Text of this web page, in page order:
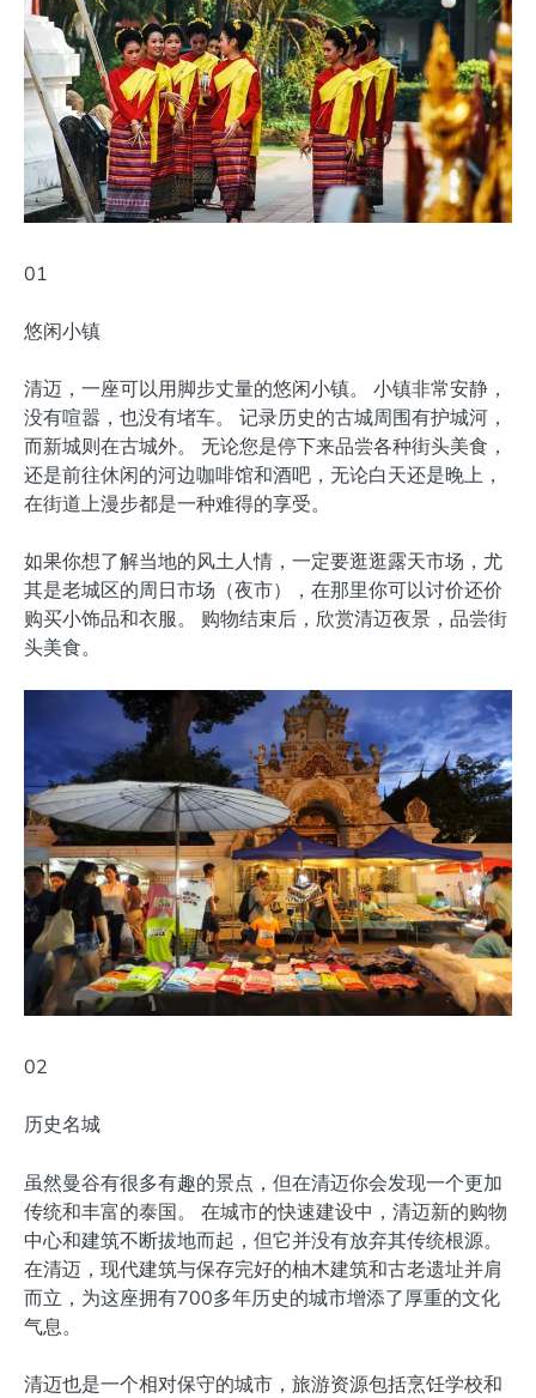
01
悠闲小镇
清迈，一座可以用脚步丈量的悠闲小镇。 小镇非常安静，
没有喧嚣，也没有堵车。 记录历史的古城周围有护城河，
而新城则在古城外。 无论您是停下来品尝各种街头美食，
还是前往休闲的河边咖啡馆和酒吧，无论白天还是晚上，
在街道上漫步都是一种难得的享受。
如果你想了解当地的风土人情，一定要逛逛露天市场，尤
其是老城区的周日市场（夜市），在那里你可以讨价还价
购买小饰品和衣服。 购物结束后，欣赏清迈夜景，品尝街
头美食。
02
历史名城
虽然曼谷有很多有趣的景点，但在清迈你会发现一个更加
传统和丰富的泰国。 在城市的快速建设中，清迈新的购物
中心和建筑不断拔地而起，但它并没有放弃其传统根源。
在清迈，现代建筑与保存完好的柚木建筑和古老遗址并肩
而立，为这座拥有700多年历史的城市增添了厚重的文化
气息。
清迈也是一个相对保守的城市，旅游资源包括烹饪学校和